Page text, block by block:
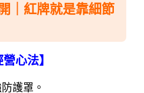
｜紅牌就是靠細節
心法】
護罩。